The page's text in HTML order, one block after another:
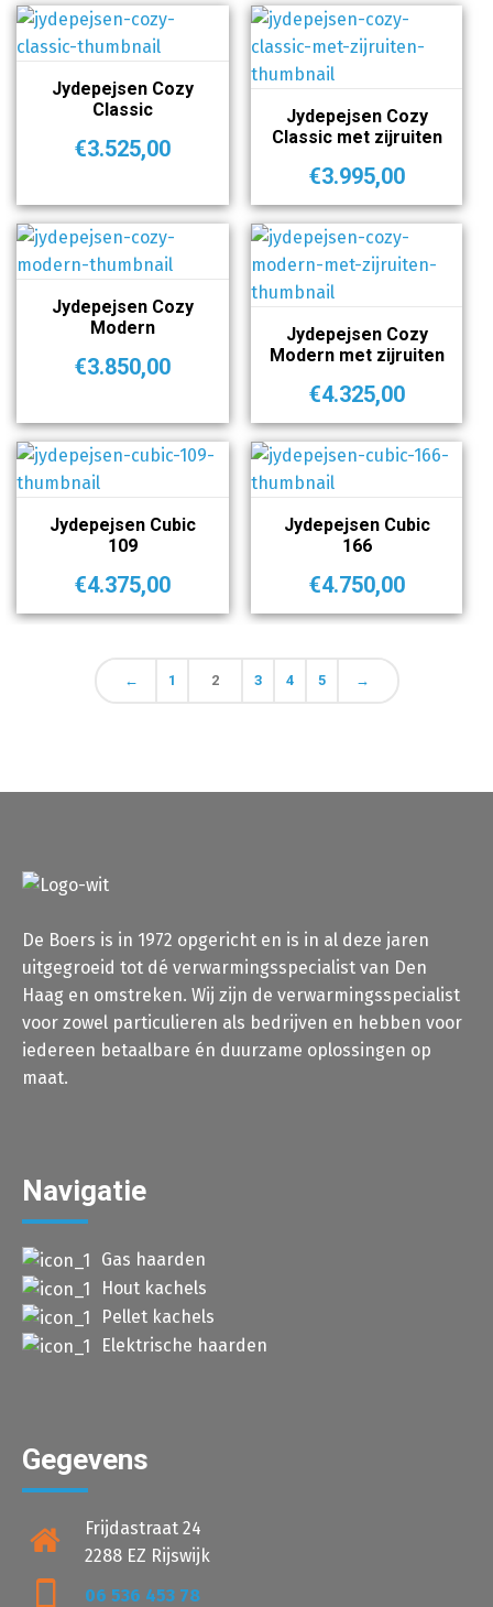
Jydepejsen Cozy
Classic
€3.525,00
Jydepejsen Cozy
Classic met zijruiten
€3.995,00
Jydepejsen Cozy
Modern
€3.850,00
Jydepejsen Cozy
Modern met zijruiten
€4.325,00
Jydepejsen Cubic
109
€4.375,00
Jydepejsen Cubic
166
€4.750,00
← 1 2 3 4 5 →
De Boers is in 1972 opgericht en is in al deze jaren
uitgegroeid tot dé verwarmingsspecialist van Den
Haag en omstreken. Wij zijn de verwarmingsspecialist
voor zowel particulieren als bedrijven en hebben voor
iedereen betaalbare én duurzame oplossingen op
maat.
Navigatie
Gas haarden
Hout kachels
Pellet kachels
Elektrische haarden
Gegevens
Frijdastraat 24
2288 EZ Rijswijk
06 536 453 78